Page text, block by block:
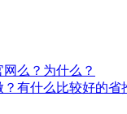
么？为什么？
有什么比较好的省